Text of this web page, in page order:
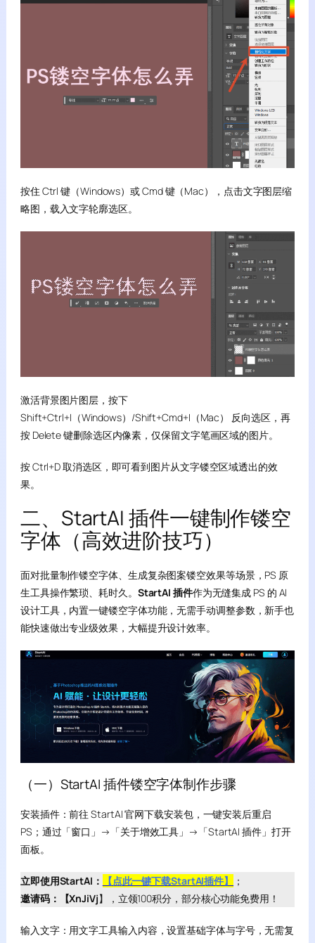
按住 Ctrl 键（Windows）或 Cmd 键（Mac），点击文字图层缩
略图，载入文字轮廓选区。
激活背景图片图层，按下
Shift+Ctrl+I（Windows）/Shift+Cmd+I（Mac） 反向选区，再
按 Delete 键删除选区内像素，仅保留文字笔画区域的图片。
按 Ctrl+D 取消选区，即可看到图片从文字镂空区域透出的效
果。
二、StartAI 插件一键制作镂空
字体（高效进阶技巧）
面对批量制作镂空字体、生成复杂图案镂空效果等场景，PS 原
生工具操作繁琐、耗时久。 StartAI 插件作为无缝集成 PS 的 AI
设计工具，内置一键镂空字体功能，无需手动调整参数，新手也
能快速做出专业级效果，大幅提升设计效率。
（一）StartAI 插件镂空字体制作步骤
安装插件：前往 StartAI 官网下载安装包，一键安装后重启
PS；通过「窗口」→「关于增效工具」→「StartAI 插件」打开
面板。
立即使用StartAI： 【点此一键下载StartAI插件】
；
邀请码：【XnJiVj】，立领100积分，部分核心功能免费用！
输入文字：用文字工具输入内容，设置基础字体与字号，无需复